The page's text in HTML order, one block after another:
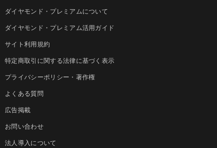
ダイヤモンド・プレミアムについて
ダイヤモンド・プレミアム活用ガイド
サイト利用規約
特定商取引に関する法律に基づく表示
プライバシーポリシー・著作権
よくある質問
広告掲載
お問い合わせ
法人導入について